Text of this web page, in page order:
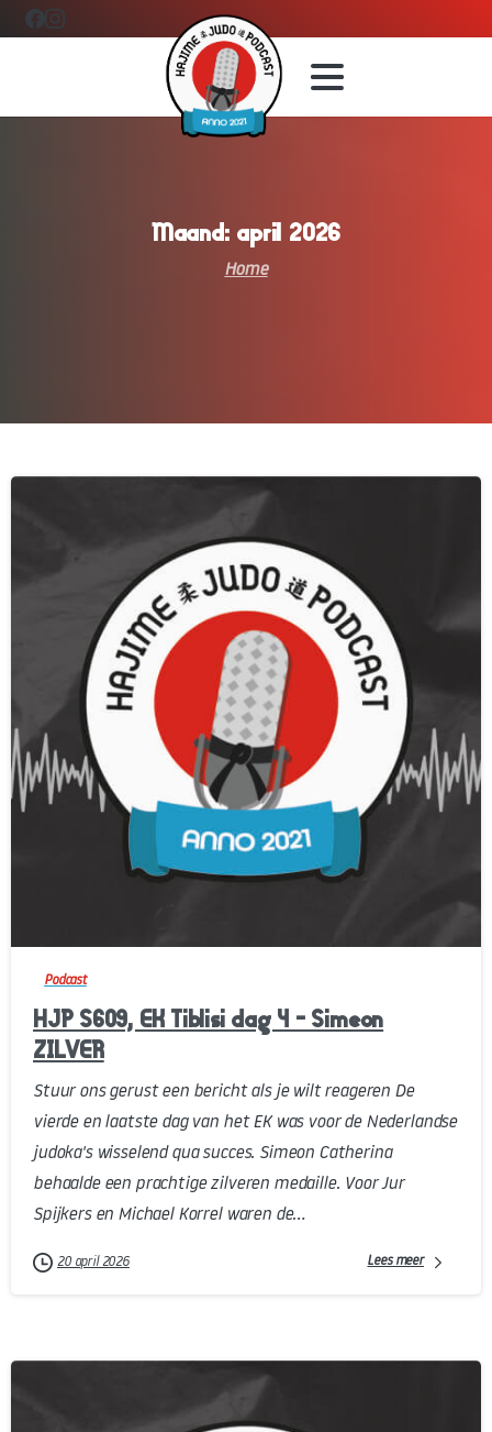
Maand: april 2026
Home
Podcast
HJP S609, EK Tiblisi dag 4 – Simeon
ZILVER
Stuur ons gerust een bericht als je wilt reageren De
vierde en laatste dag van het EK was voor de Nederlandse
judoka's wisselend qua succes. Simeon Catherina
behaalde een prachtige zilveren medaille. Voor Jur
Spijkers en Michael Korrel waren de...
20 april 2026 Lees meer